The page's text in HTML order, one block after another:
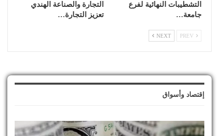
التشطيبات النهائية لفرع
جامعة…
التجارة والصناعة الهندي
تعزيز التجارة…
NEXT
إقتصاد وأسواق